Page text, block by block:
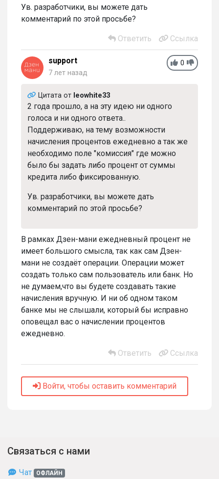
Ув. разработчики, вы можете дать
комментарий по этой просьбе?
Ответить Ссылка
0
support
7 лет назад
Цитата от leowhite33
2 года прошло, а на эту идею ни одного
голоса и ни одного ответа..
Поддерживаю, на тему возможности
начисления процентов ежедневно а так же
необходимо поле "комиссия" где можно
было бы задать либо процент от суммы
кредита либо фиксированную.
Ув. разработчики, вы можете дать
комментарий по этой просьбе?
В рамках Дзен-мани ежедневный процент не
имеет большого смысла, так как сам Дзен-
мани не создаёт операции. Операции может
создать только сам пользователь или банк. Но
не думаем,что вы будете создавать такие
начисления вручную. И ни об одном таком
банке мы не слышали, который бы исправно
оповещал вас о начислении процентов
ежедневно.
Ответить Ссылка
Войти, чтобы оставить комментарий
Связаться с нами
Чат ОФЛАЙН